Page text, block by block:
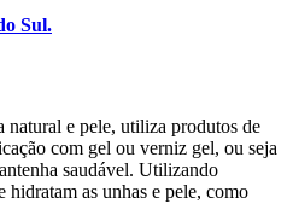
Sul.
natural e pele, utiliza produtos de
com gel ou verniz gel, ou seja
saudável. Utilizando
hidratam as unhas e pele, como